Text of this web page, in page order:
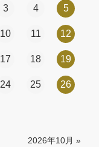
3 4 5
10 11 12
17 18 19
24 25 26
2026年10月 »